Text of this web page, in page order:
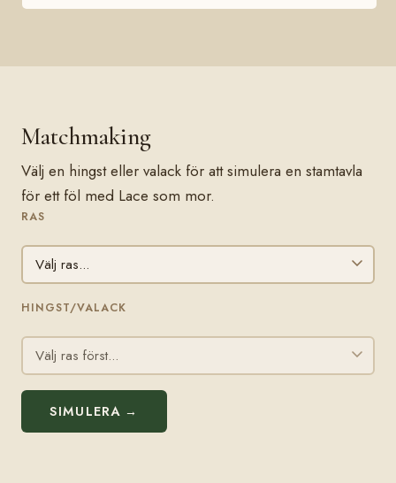
Matchmaking
Välj en hingst eller valack för att simulera en stamtavla
för ett föl med Lace som mor.
RAS
HINGST/VALACK
SIMULERA →